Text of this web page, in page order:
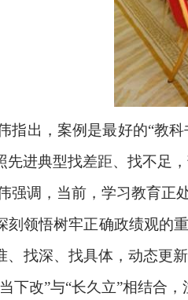
指出，案例是最好的“教
先进典型找差距、找不足
强调，当前，学习教育正
刻领悟树牢正确政绩观的
、找深、找具体，动态更
下改”与“长久立”相结合